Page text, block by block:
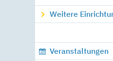
Weitere
Veranstaltungen